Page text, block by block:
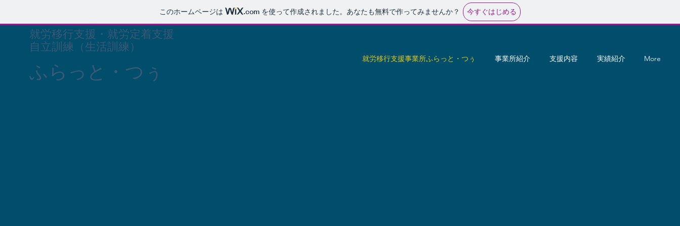
このホームページは .com を使って作成されました。あなたも無料で作ってみませんか？ 今すぐはじめる
就労移行支援事業所ふらっと・つぅ 事業所紹介 支援内容 実績紹介 More
就労移行支援・就労定着支援
自立訓練（生活訓練）
​ふらっと・つぅ